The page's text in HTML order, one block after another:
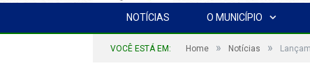
NOTÍCIAS O MUNICÍPIO
VOCÊ ESTÁ EM: Home » Notícias »